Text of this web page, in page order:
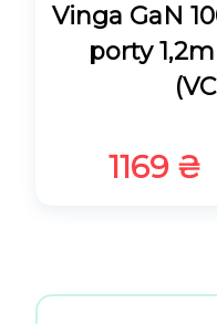
Vinga GaN
porty
1169 ₴